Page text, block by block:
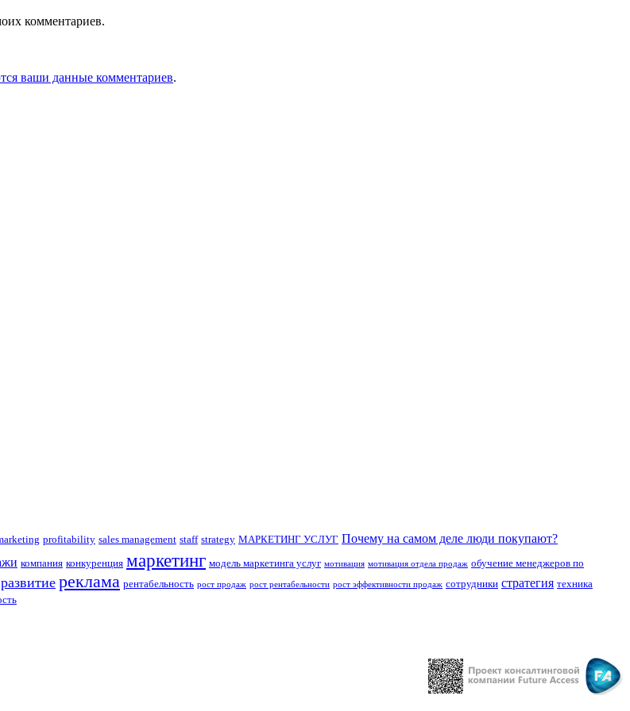
комментариев.
ваши данные комментариев.
profitability sales management staff strategy МАРКЕТИНГ УСЛУГ Почему на самом деле люди покупают?
компания конкуренция маркетинг модель маркетинга услуг мотивация мотивация отдела продаж обучение менеджеров по
развитие реклама рентабельность рост продаж рост рентабельности рост эффективности продаж сотрудники стратегия техника